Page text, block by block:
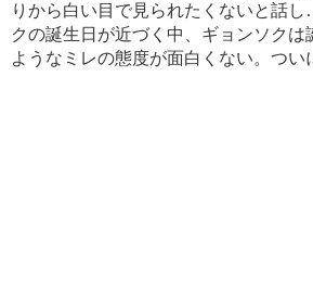
りから白い目で見られたくないと話
クの誕生日が近づく中、ギョンソクは
ようなミレの態度が面白くない。つい